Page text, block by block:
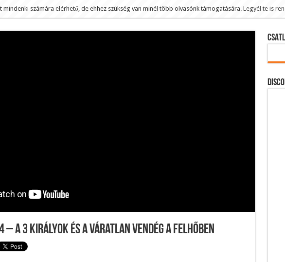
szokások 2.0
Podcast alkalmazás letöltése
mindenki számára elérhető, de ehhez szükség van minél több olvasónk támogatására. Legyél te is
– A 3 királyok és a váratlan vendég a felhőben